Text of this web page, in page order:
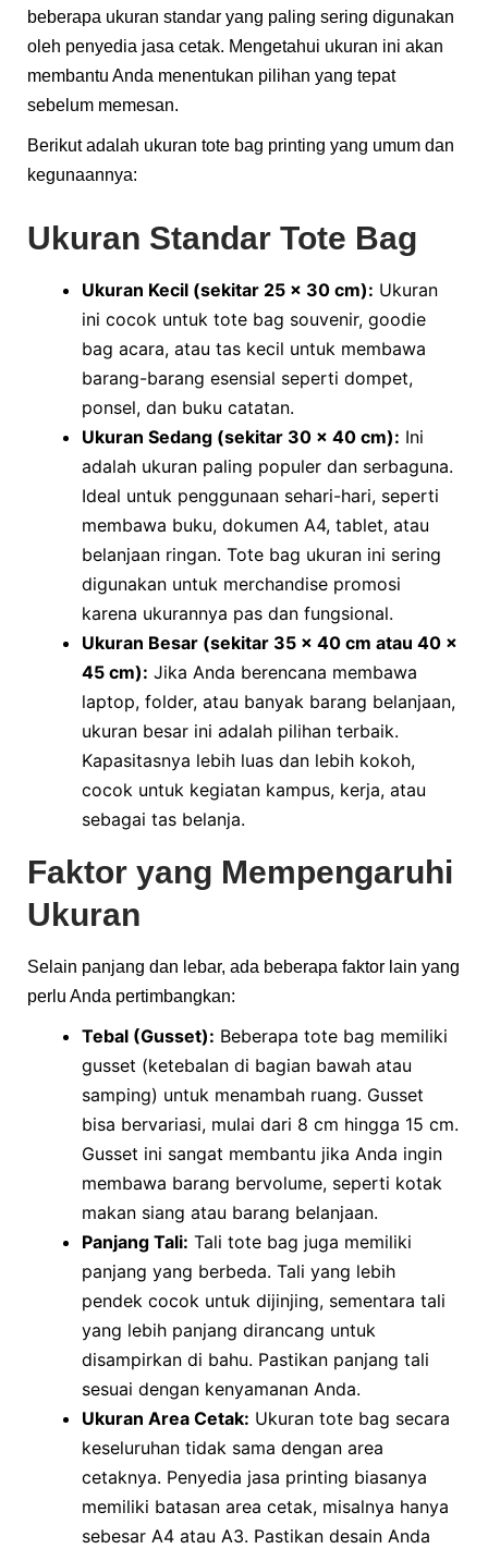
beberapa ukuran standar yang paling sering digunakan
oleh penyedia jasa cetak. Mengetahui ukuran ini akan
membantu Anda menentukan pilihan yang tepat
sebelum memesan.
Berikut adalah ukuran tote bag printing yang umum dan
kegunaannya:
Ukuran Standar Tote Bag
Ukuran Kecil (sekitar 25 x 30 cm): Ukuran
ini cocok untuk tote bag souvenir, goodie
bag acara, atau tas kecil untuk membawa
barang-barang esensial seperti dompet,
ponsel, dan buku catatan.
Ukuran Sedang (sekitar 30 x 40 cm): Ini
adalah ukuran paling populer dan serbaguna.
Ideal untuk penggunaan sehari-hari, seperti
membawa buku, dokumen A4, tablet, atau
belanjaan ringan. Tote bag ukuran ini sering
digunakan untuk merchandise promosi
karena ukurannya pas dan fungsional.
Ukuran Besar (sekitar 35 x 40 cm atau 40 x
45 cm): Jika Anda berencana membawa
laptop, folder, atau banyak barang belanjaan,
ukuran besar ini adalah pilihan terbaik.
Kapasitasnya lebih luas dan lebih kokoh,
cocok untuk kegiatan kampus, kerja, atau
sebagai tas belanja.
Faktor yang Mempengaruhi
Ukuran
Selain panjang dan lebar, ada beberapa faktor lain yang
perlu Anda pertimbangkan:
Tebal (Gusset): Beberapa tote bag memiliki
gusset (ketebalan di bagian bawah atau
samping) untuk menambah ruang. Gusset
bisa bervariasi, mulai dari 8 cm hingga 15 cm.
Gusset ini sangat membantu jika Anda ingin
membawa barang bervolume, seperti kotak
makan siang atau barang belanjaan.
Panjang Tali: Tali tote bag juga memiliki
panjang yang berbeda. Tali yang lebih
pendek cocok untuk dijinjing, sementara tali
yang lebih panjang dirancang untuk
disampirkan di bahu. Pastikan panjang tali
sesuai dengan kenyamanan Anda.
Ukuran Area Cetak: Ukuran tote bag secara
keseluruhan tidak sama dengan area
cetaknya. Penyedia jasa printing biasanya
memiliki batasan area cetak, misalnya hanya
sebesar A4 atau A3. Pastikan desain Anda